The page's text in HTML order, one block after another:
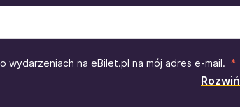
wydarzeniach na eBilet.pl na mój adres e-mail.
Rozwiń